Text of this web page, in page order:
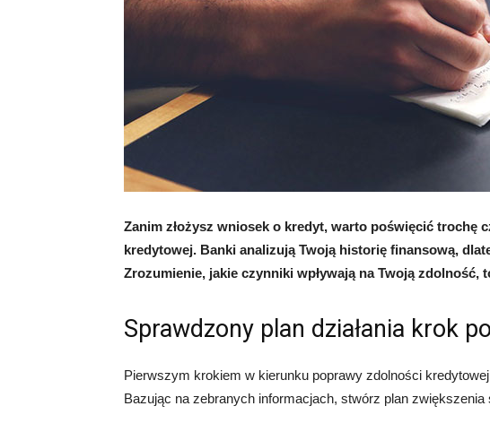
Zanim złożysz wniosek o kredyt, warto poświęcić trochę
kredytowej. Banki analizują Twoją historię finansową,
Zrozumienie, jakie czynniki wpływają na Twoją zdolność,
Sprawdzony plan działania krok
Pierwszym krokiem w kierunku poprawy zdolności
Bazując na zebranych informacjach, stwórz plan